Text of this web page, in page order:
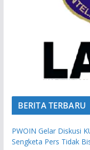
BERITA TERBARU
PWOIN Gelar Diskusi
Sengketa Pers Tidak